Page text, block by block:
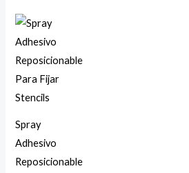
Spray
Adhesivo
Reposicionable